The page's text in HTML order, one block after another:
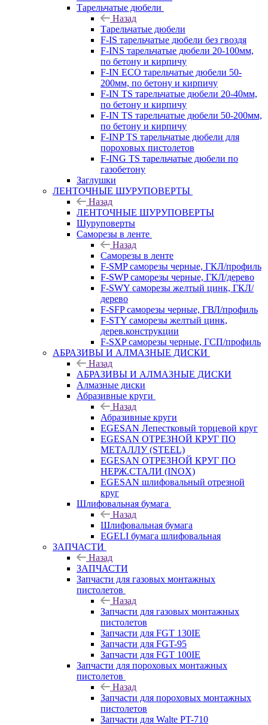
Тарельчатые дюбели
Назад
Тарельчатые дюбели
F-IS тарельчатые дюбели без гвоздя
F-INS тарельчатые дюбели 20-100мм,
по бетону и кирпичу
F-IN ECO тарельчатые дюбели 50-
200мм, по бетону и кирпичу
F-IN TS тарельчатые дюбели 20-40мм,
по бетону и кирпичу
F-IN TS тарельчатые дюбели 50-200мм,
по бетону и кирпичу
F-INP TS тарельчатые дюбели для
пороховых пистолетов
F-ING TS тарельчатые дюбели по
газобетону
Заглушки
ЛЕНТОЧНЫЕ ШУРУПОВЕРТЫ
Назад
ЛЕНТОЧНЫЕ ШУРУПОВЕРТЫ
Шуруповерты
Саморезы в ленте
Назад
Саморезы в ленте
F-SMP саморезы черные, ГКЛ/профиль
F-SWP саморезы черные, ГКЛ/дерево
F-SWY саморезы желтый цинк, ГКЛ/
дерево
F-SFP саморезы черные, ГВЛ/профиль
F-STY саморезы желтый цинк,
дерев.конструкции
F-SXP саморезы черные, ГСП/профиль
АБРАЗИВЫ И АЛМАЗНЫЕ ДИСКИ
Назад
АБРАЗИВЫ И АЛМАЗНЫЕ ДИСКИ
Алмазные диски
Абразивные круги
Назад
Абразивные круги
EGESAN Лепестковый торцевой круг
EGESAN ОТРЕЗНОЙ КРУГ ПО
МЕТАЛЛУ (STEEL)
EGESAN ОТРЕЗНОЙ КРУГ ПО
НЕРЖ.СТАЛИ (INOX)
EGESAN шлифовальный отрезной
круг
Шлифовальная бумага
Назад
Шлифовальная бумага
EGELI бумага шлифовальная
ЗАПЧАСТИ
Назад
ЗАПЧАСТИ
Запчасти для газовых монтажных
пистолетов
Назад
Запчасти для газовых монтажных
пистолетов
Запчасти для FGT 130IE
Запчасти для FGT-95
Запчасти для FGT 100IE
Запчасти для пороховых монтажных
пистолетов
Назад
Запчасти для пороховых монтажных
пистолетов
Запчасти для Walte PT-710